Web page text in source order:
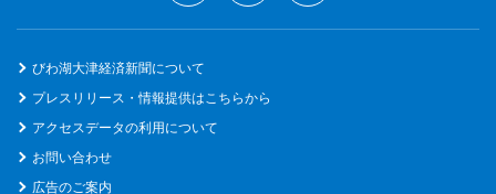
びわ湖大津経済新聞について
プレスリリース・情報提供はこちらから
アクセスデータの利用について
お問い合わせ
広告のご案内